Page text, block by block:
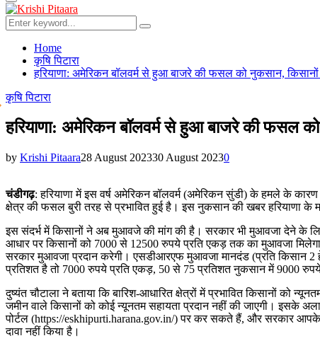
Primary
Menu
Search
for:
Search
Home
कृषि पिटारा
हरियाणा: अमेरिकन बॉलवर्म से हुआ बाजरे की फसल को नुकसान,
कृषि पिटारा
हरियाणा: अमेरिकन बॉलवर्म से हुआ बाजरे की फसल
by Krishi Pitaara28 August 202330 August 20230
चंडीगढ़: हरियाणा में इस वर्ष अमेरिकन बॉलवर्म (अमेरिकन सुंडी) के हमले के
क्षेत्र की फसल बुरी तरह से प्रभावित हुई है। इस नुकसान की खबर हरियाणा के
इस संदर्भ में किसानों ने अब मुआवजे की मांग की है। सरकार भी मुआवजा देने के
आधार पर किसानों को 7000 से 12500 रुपये प्रति एकड़ तक का मुआवजा
सरकार मुआवजा प्रदान करेगी। एसडीआरएफ मुआवजा मानदंड (प्रति किसान 2
प्रतिशत है तो 7000 रुपये प्रति एकड़, 50 से 75 प्रतिशत नुकसान में 9000
दुष्यंत चौटाला ने बताया कि बारिश-आधारित क्षेत्रों में प्रभावित किसानों
जमीन वाले किसानों को कोई न्यूनतम सहायता प्रदान नहीं की जाएगी। इसके
पोर्टल (https://eskhipurti.harana.gov.in/) पर कर सकते हैं, और सरकार आपके
दावा नहीं किया है।